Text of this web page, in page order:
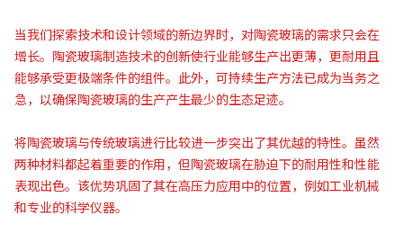
当我们探索技术和设计领域的新边界时，对陶瓷玻璃的需求只会在
增长。陶瓷玻璃制造技术的创新使行业能够生产出更薄，更耐用且
能够承受更极端条件的组件。此外，可持续生产方法已成为当务之
急，以确保陶瓷玻璃的生产产生最少的生态足迹。
将陶瓷玻璃与传统玻璃进行比较进一步突出了其优越的特性。虽然
两种材料都起着重要的作用，但陶瓷玻璃在胁迫下的耐用性和性能
表现出色。该优势巩固了其在高压力应用中的位置，例如工业机械
和专业的科学仪器。